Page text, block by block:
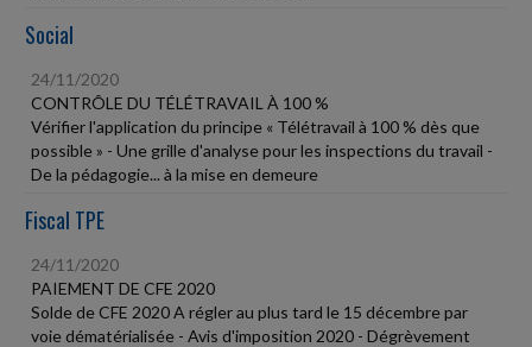
Social
24/11/2020
CONTRÔLE DU TÉLÉTRAVAIL À 100 %
Vérifier l'application du principe « Télétravail à 100 % dès que
possible » - Une grille d'analyse pour les inspections du travail -
De la pédagogie... à la mise en demeure
Fiscal TPE
24/11/2020
PAIEMENT DE CFE 2020
Solde de CFE 2020 A régler au plus tard le 15 décembre par
voie dématérialisée - Avis d'imposition 2020 - Dégrèvement